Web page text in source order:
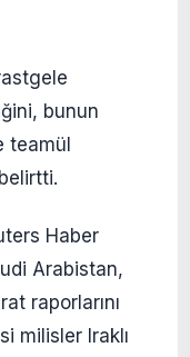
bunun
teamül
Haber
Arabistan,
raporlarını
milisler Iraklı